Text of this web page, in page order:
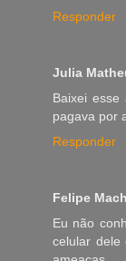
Responder
Julia
Baixei
pagava por
Responder
Felipe
Eu não
celular dele